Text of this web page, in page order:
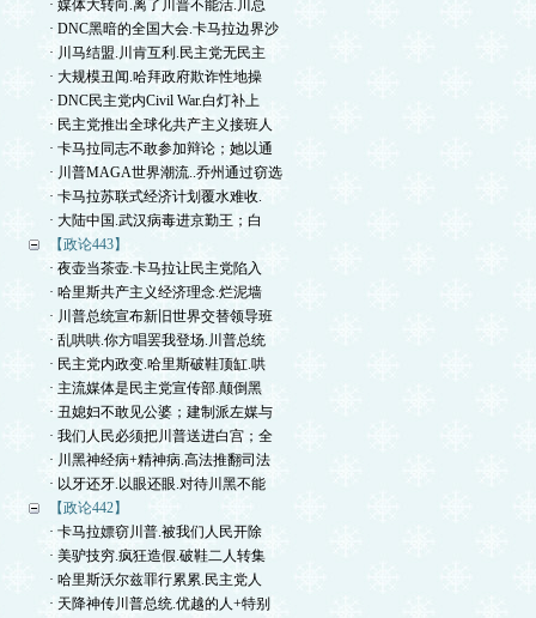
· 媒体大转向.离了川普不能活.川总
· DNC黑暗的全国大会.卡马拉边界沙
· 川马结盟.川肯互利.民主党无民主
· 大规模丑闻.哈拜政府欺诈性地操
· DNC民主党内Civil War.白灯补上
· 民主党推出全球化共产主义接班人
· 卡马拉同志不敢参加辩论；她以通
· 川普MAGA世界潮流..乔州通过窃选
· 卡马拉苏联式经济计划覆水难收.
· 大陆中国.武汉病毒进京勤王；白
【政论443】
· 夜壶当茶壶.卡马拉让民主党陷入
· 哈里斯共产主义经济理念.烂泥墙
· 川普总统宣布新旧世界交替领导班
· 乱哄哄.你方唱罢我登场.川普总统
· 民主党内政变.哈里斯破鞋顶缸.哄
· 主流媒体是民主党宣传部.颠倒黑
· 丑媳妇不敢见公婆；建制派左媒与
· 我们人民必须把川普送进白宫；全
· 川黑神经病+精神病.高法推翻司法
· 以牙还牙.以眼还眼.对待川黑不能
【政论442】
· 卡马拉嫖窃川普.被我们人民开除
· 美驴技穷.疯狂造假.破鞋二人转集
· 哈里斯沃尔兹罪行累累.民主党人
· 天降神传川普总统.优越的人+特别